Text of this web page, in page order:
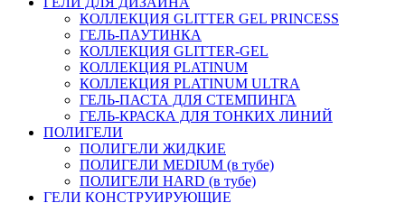
КОЛЛЕКЦИЯ GLITTER GEL PRINCESS
ГЕЛЬ-ПАУТИНКА
КОЛЛЕКЦИЯ GLITTER-GEL
КОЛЛЕКЦИЯ PLATINUM
КОЛЛЕКЦИЯ PLATINUM ULTRA
ГЕЛЬ-ПАСТА ДЛЯ СТЕМПИНГА
ГЕЛЬ-КРАСКА ДЛЯ ТОНКИХ ЛИНИЙ
ПОЛИГЕЛИ
ПОЛИГЕЛИ ЖИДКИЕ
ПОЛИГЕЛИ MEDIUM (в тубе)
ПОЛИГЕЛИ HARD (в тубе)
ГЕЛИ КОНСТРУИРУЮЩИЕ